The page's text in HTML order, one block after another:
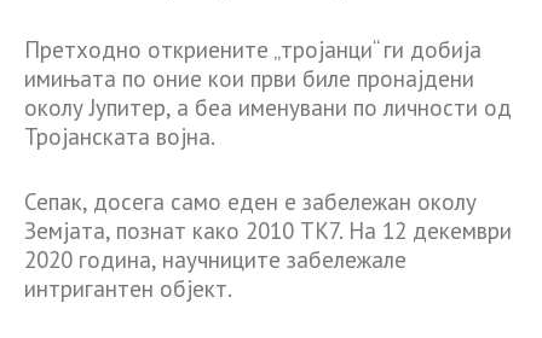
Претходно откриените „тројанци“ ги добија
имињата по оние кои први биле пронајдени
околу Јупитер, а беа именувани по личности од
Тројанската војна.
Сепак, досега само еден е забележан околу
Земјата, познат како 2010 TK7. На 12 декември
2020 година, научниците забележале
интригантен објект.